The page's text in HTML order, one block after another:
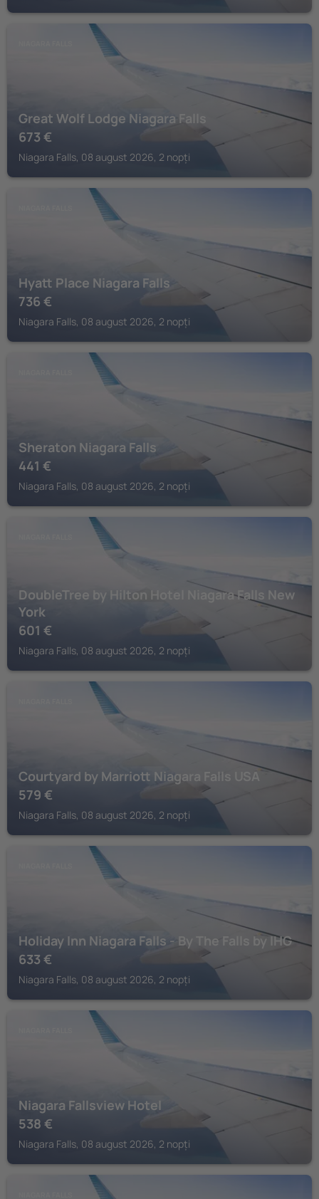
Great Wolf Lodge Niagara Falls
673 €
Niagara Falls, 08 august 2026, 2 nopți
Hyatt Place Niagara Falls
736 €
Niagara Falls, 08 august 2026, 2 nopți
Sheraton Niagara Falls
441 €
Niagara Falls, 08 august 2026, 2 nopți
DoubleTree by Hilton Hotel Niagara Falls New
York
601 €
Niagara Falls, 08 august 2026, 2 nopți
Courtyard by Marriott Niagara Falls USA
579 €
Niagara Falls, 08 august 2026, 2 nopți
Holiday Inn Niagara Falls - By The Falls by IHG
633 €
Niagara Falls, 08 august 2026, 2 nopți
Niagara Fallsview Hotel
538 €
Niagara Falls, 08 august 2026, 2 nopți